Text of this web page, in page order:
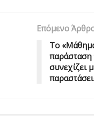
Επόμενο
Το
συνεχίζει